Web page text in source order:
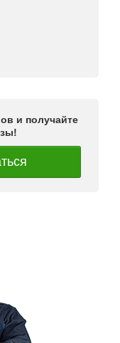
и получайте